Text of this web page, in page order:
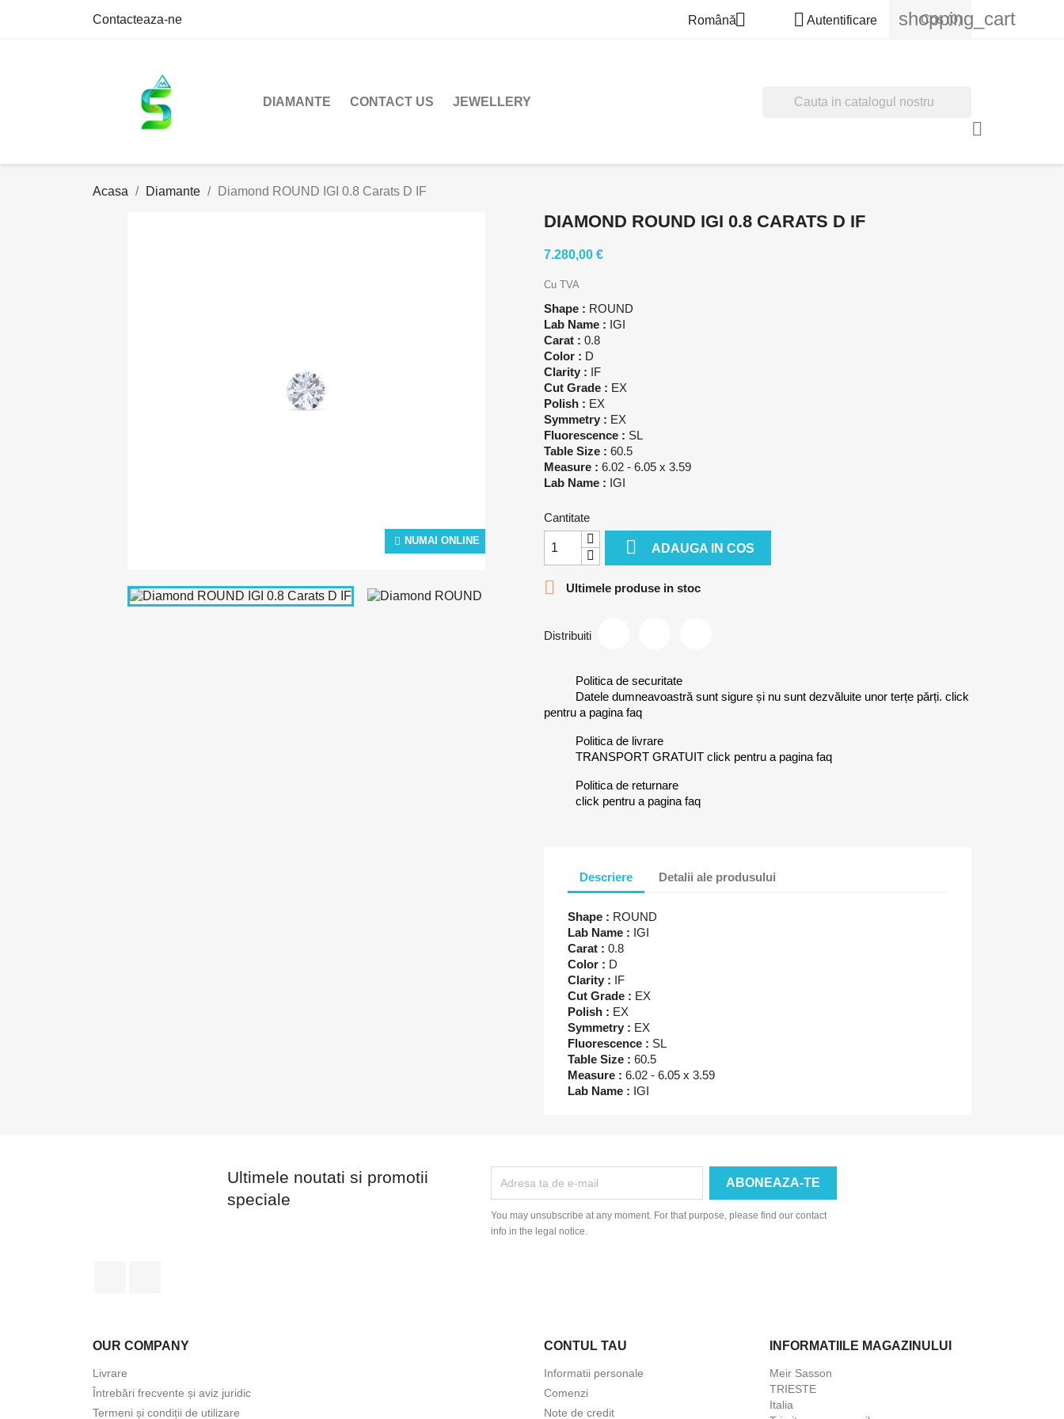
Contacteaza-ne Română  Autentificare shopping_cart
Cos (0)
DIAMANTE CONTACT US JEWELLERY

Acasa Diamante Diamond ROUND IGI 0.8 Carats D IF
NUMAI ONLINE
DIAMOND ROUND IGI 0.8 CARATS D IF
7.280,00 €
Cu TVA
Shape : ROUND
Lab Name : IGI
Carat : 0.8
Color : D
Clarity : IF
Cut Grade : EX
Polish : EX
Symmetry : EX
Fluorescence : SL
Table Size : 60.5
Measure : 6.02 - 6.05 x 3.59
Lab Name : IGI
Cantitate
 ADAUGA IN COS
 Ultimele produse in stoc
Distribuiti
Politica de securitate
Datele dumneavoastră sunt sigure și nu sunt dezvăluite unor terțe părți. click
pentru a pagina faq
Politica de livrare
TRANSPORT GRATUIT click pentru a pagina faq
Politica de returnare
click pentru a pagina faq
Descriere Detalii ale produsului
Shape : ROUND
Lab Name : IGI
Carat : 0.8
Color : D
Clarity : IF
Cut Grade : EX
Polish : EX
Symmetry : EX
Fluorescence : SL
Table Size : 60.5
Measure : 6.02 - 6.05 x 3.59
Lab Name : IGI
Ultimele noutati si promotii
speciale
You may unsubscribe at any moment. For that purpose, please find our contact
info in the legal notice.
OUR COMPANY
Livrare
Întrebări frecvente și aviz juridic
Termeni și condiții de utilizare
CONTUL TAU
Informatii personale
Comenzi
Note de credit
INFORMATIILE MAGAZINULUI
Meir Sasson
TRIESTE
Italia